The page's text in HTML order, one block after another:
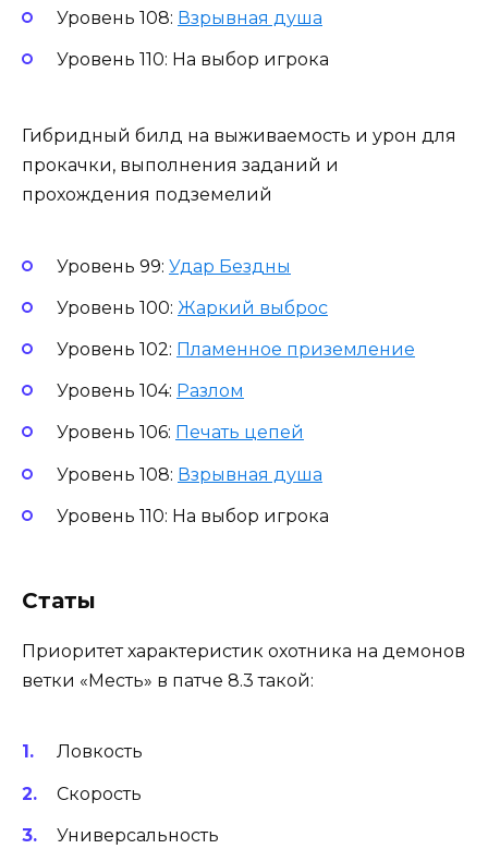
Уровень 108: Взрывная душа
Уровень 110: На выбор игрока
Гибридный билд на выживаемость и урон для
прокачки, выполнения заданий и
прохождения подземелий
Уровень 99: Удар Бездны
Уровень 100: Жаркий выброс
Уровень 102: Пламенное приземление
Уровень 104: Разлом
Уровень 106: Печать цепей
Уровень 108: Взрывная душа
Уровень 110: На выбор игрока
Статы
Приоритет характеристик охотника на демонов
ветки «Месть» в патче 8.3 такой:
Ловкость
Скорость
Универсальность